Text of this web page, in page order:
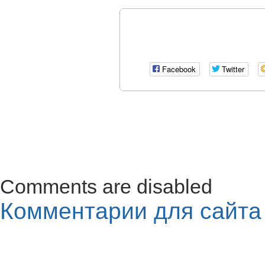
Facebook Twitter
Comments are disabled
Комментарии для